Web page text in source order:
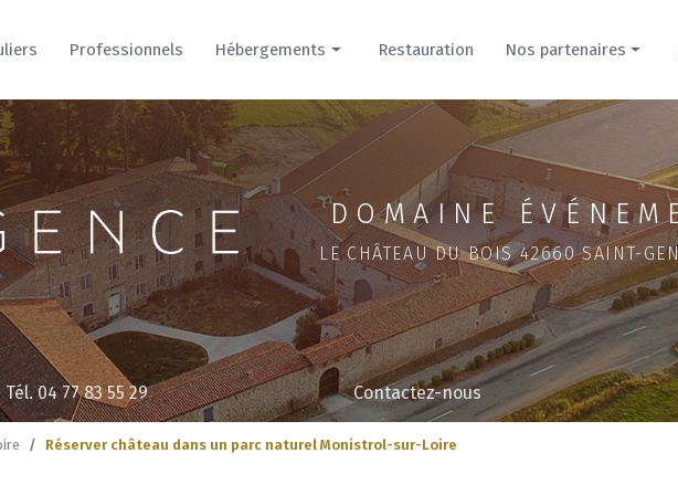
Professionnels Hébergements
Hôtel
Cour
Parc
Restauration Nos partenaires
Prestataires
Hébergements
DOMAINE
LE CHÂTEAU DU BOIS 42660 SAINT-
Tél. 04 77 83 55 29 Contactez-nous
Réserver château dans un parc naturel Monistrol-sur-Loire